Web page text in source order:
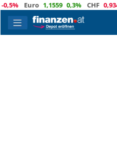
Euro 1,1559 0,3% CHF 0,9344